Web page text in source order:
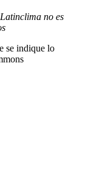
Latinclima no es
se indique lo